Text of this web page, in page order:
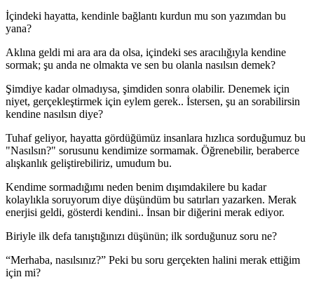
İçindeki hayatta, kendinle bağlantı kurdun mu son yazımdan bu
yana?
Aklına geldi mi ara ara da olsa, içindeki ses aracılığıyla kendine
sormak; şu anda ne olmakta ve sen bu olanla nasılsın demek?
Şimdiye kadar olmadıysa, şimdiden sonra olabilir. Denemek için
niyet, gerçekleştirmek için eylem gerek.. İstersen, şu an sorabilirsin
kendine nasılsın diye?
Tuhaf geliyor, hayatta gördüğümüz insanlara hızlıca sorduğumuz bu
"Nasılsın?" sorusunu kendimize sormamak. Öğrenebilir, beraberce
alışkanlık geliştirebiliriz, umudum bu.
Kendime sormadığımı neden benim dışımdakilere bu kadar
kolaylıkla soruyorum diye düşündüm bu satırları yazarken. Merak
enerjisi geldi, gösterdi kendini.. İnsan bir diğerini merak ediyor.
Biriyle ilk defa tanıştığınızı düşünün; ilk sorduğunuz soru ne?
“Merhaba, nasılsınız?” Peki bu soru gerçekten halini merak ettiğim
için mi?